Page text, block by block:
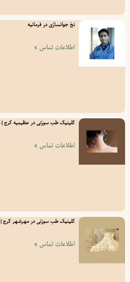
نخ جوانسازی در فرمانیه
اطلاعات تماس »
کلینیک طب سوزنی در عظیمیه کرج
اطلاعات تماس »
کلینیک طب سوزنی در مهرشهر
اطلاعات تماس »